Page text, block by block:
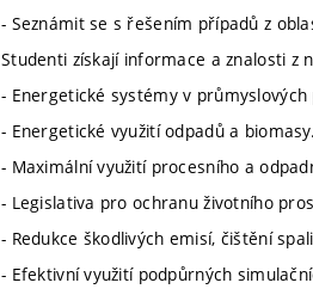
- Seznámit se s řešením případů z
Studenti získají informace a znalosti z
- Energetické systémy v
- Energetické využití odpadů a biomasy.
- Maximální využití procesního a
- Legislativa pro ochranu životního
- Redukce škodlivých emisí, čištění
- Efektivní využití podpůrných